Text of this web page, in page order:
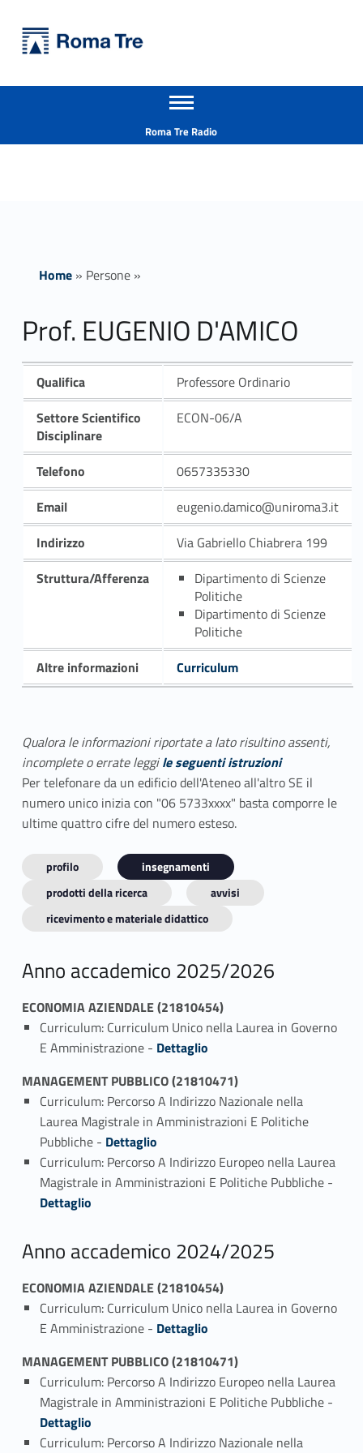
Prof. EUGENIO D'AMICO insegnamenti - Università Roma Tre
Apri il menu secondario
Roma Tre Radio
Home» Persone»
Prof. EUGENIO D'AMICO
Qualifica
Professore Ordinario
Settore Scientifico
Disciplinare
ECON-06/A
Telefono
0657335330
Email
eugenio.damico@uniroma3.it
Indirizzo
Via Gabriello Chiabrera 199
Struttura/Afferenza
Dipartimento di Scienze
Politiche
Dipartimento di Scienze
Politiche
Altre informazioni
Curriculum
Qualora le informazioni riportate a lato risultino assenti,
incomplete o errate leggile seguenti istruzioni
Per telefonare da un edificio dell'Ateneo all'altro SE il
numero unico inizia con "06 5733xxxx" basta comporre le
ultime quattro cifre del numero esteso.
profilo
insegnamenti
prodotti della ricerca
avvisi
ricevimento e materiale didattico
Anno accademico 2025/2026
ECONOMIA AZIENDALE (21810454)
Curriculum: Curriculum Unico nella Laurea in Governo
E Amministrazione - Link identifier #identifier_person_179258-1
Dettaglio
MANAGEMENT PUBBLICO (21810471)
Curriculum: Percorso A Indirizzo Nazionale nella
Laurea Magistrale in Amministrazioni E Politiche
Pubbliche - Link identifier #identifier_person_10913-1
Dettaglio
Curriculum: Percorso A Indirizzo Europeo nella Laurea
Magistrale in Amministrazioni E Politiche Pubbliche -
Dettaglio
Anno accademico 2024/2025
ECONOMIA AZIENDALE (21810454)
Curriculum: Curriculum Unico nella Laurea in Governo
E Amministrazione - Link identifier #identifier_person_199570-1
Dettaglio
MANAGEMENT PUBBLICO (21810471)
Curriculum: Percorso A Indirizzo Europeo nella Laurea
Magistrale in Amministrazioni E Politiche Pubbliche -
Dettaglio
Curriculum: Percorso A Indirizzo Nazionale nella